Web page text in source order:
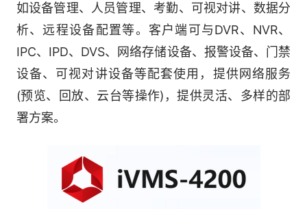
如设备管理、人员管理、考勤、可视对讲、数据分
析、远程设备配置等。客户端可与DVR、NVR、
IPC、IPD、DVS、网络存储设备、报警设备、门禁
设备、可视对讲设备等配套使用，提供网络服务
(预览、回放、云台等操作)，提供灵活、多样的部
署方案。